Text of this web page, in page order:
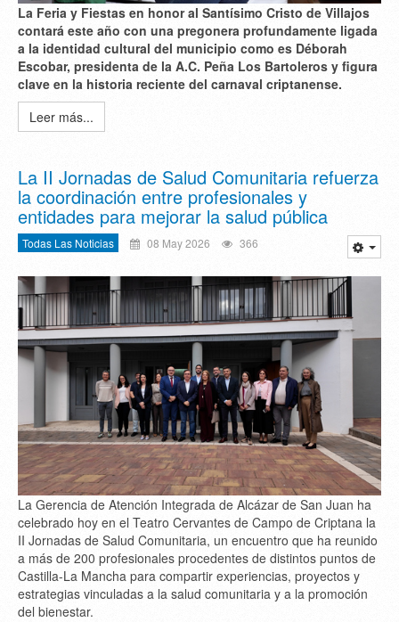
La Feria y Fiestas en honor al Santísimo Cristo de Villajos
contará este año con una pregonera profundamente ligada
a la identidad cultural del municipio como es Déborah
Escobar, presidenta de la A.C. Peña Los Bartoleros y figura
clave en la historia reciente del carnaval criptanense.
Leer más...
La II Jornadas de Salud Comunitaria refuerza
la coordinación entre profesionales y
entidades para mejorar la salud pública
Todas Las Noticias 08 May 2026 366
La Gerencia de Atención Integrada de Alcázar de San Juan ha
celebrado hoy en el Teatro Cervantes de Campo de Criptana la
II Jornadas de Salud Comunitaria, un encuentro que ha reunido
a más de 200 profesionales procedentes de distintos puntos de
Castilla-La Mancha para compartir experiencias, proyectos y
estrategias vinculadas a la salud comunitaria y a la promoción
del bienestar.